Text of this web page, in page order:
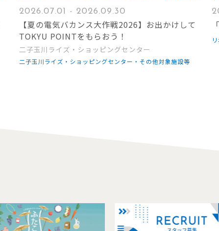
2026.07.01 - 2026.09.30
【夏の電気バカンス大作戦2026】お出かけして
TOKYU POINTをもらおう！
二子玉川ライズ・ショッピングセンター
二子玉川ライズ・ショッピングセンター・その他対象施設等